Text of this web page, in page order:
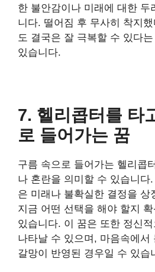
한 불안감이나 미래에 대한 두
니다. 떨어짐 후 무사히 착지
도 결국은 잘 극복할 수 있다
있습니다.
7. 헬리콥터를 타
로 들어가는 꿈
구름 속으로 들어가는 헬리콥
나 혼란을 의미할 수 있습니다
은 미래나 불확실한 결정을 상
지금 어떤 선택을 해야 할지
있습니다. 이 꿈은 또한 정신
나타날 수 있으며, 마음속에서
갈망이 반영된 경우일 수 있습